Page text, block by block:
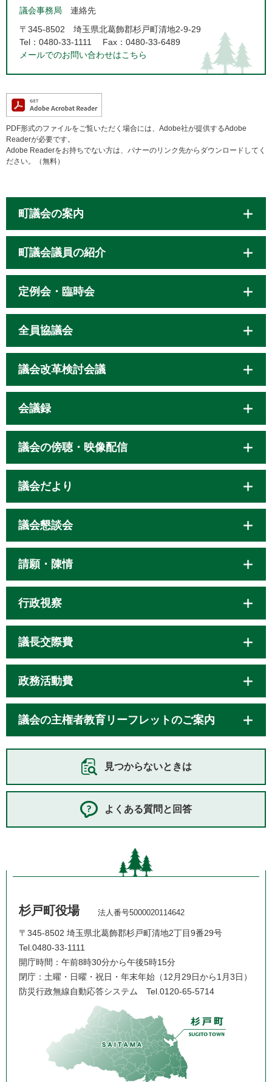
議会事務局
連絡先
〒345-8502
埼玉県北葛飾郡杉戸町清地2-9-29
Tel：0480-33-1111
Fax：0480-33-6489
メールでのお問い合わせはこちら
PDF形式のファイルをご覧いただく場合には、Adobe社が提供するAdobe
Readerが必要です。
Adobe Readerをお持ちでない方は、バナーのリンク先からダウンロードしてく
ださい。（無料）
町議会の案内
町議会議員の紹介
定例会・臨時会
全員協議会
議会改革検討会議
会議録
議会の傍聴・映像配信
議会だより
議会懇談会
請願・陳情
行政視察
議長交際費
政務活動費
議会の主権者教育リーフレットのご案内
見つからないときは
よくある質問と回答
杉戸町役場 法人番号5000020114642
〒345-8502 埼玉県北葛飾郡杉戸町清地2丁目9番29号
Tel.0480-33-1111
開庁時間：午前8時30分から午後5時15分
閉庁：土曜・日曜・祝日・年末年始（12月29日から1月3日）
防災行政無線自動応答システム Tel.0120-65-5714